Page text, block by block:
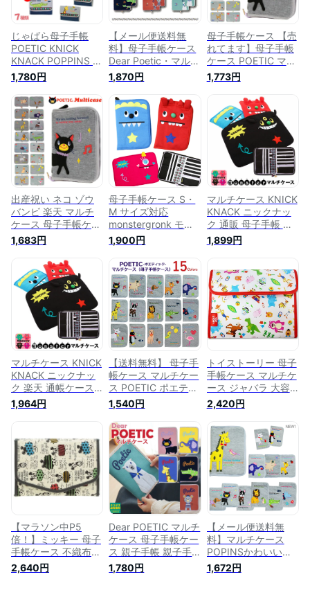
KNICK KNACK
ビスタ 送料無料 出
産祝い プレゼント
じゃばら母子手帳
POETIC KNICK
KNACK POPPINS ニ
ックナック ポピンズ
ポエティック アニマ
ル じゃばら母子手帳
母子手帳 出産お祝い
通販 2024
1,780円
【メール便送料無
料】母子手帳ケース
Dear Poetic・マルチ
ケース ポエティック
診察券 母子手帳 エ
コー写真 出産祝い
お祝い プレゼント
贈り物 A5サイズ対
応 大容量
1,870円
母子手帳ケース 【売
れてます】母子手帳
ケース POETIC マル
チケース KNACK 定
番 KNICK キリン バ
ンビ イヌ ゾウ ブタ
ネコ ニックナック
出産祝い ポピンズ
ポエティック
POPPINS
1,773円
出産祝い ネコ ゾウ
バンビ 楽天 マルチ
ケース 母子手帳ケー
ス ニックナック ブ
タ イヌ キリン
KNICK KNACK
POETIC ポピンズ ポ
エティック
POPPINS
1,683円
母子手帳ケース S・
M サイズ対応
monstergronk モン
スターグロンク マル
チケース 送料無料
母子手帳 母子手帳カ
バー 通帳ケース お
薬手帳 出産祝い 2人
分 おしゃれ ブラン
ド キャラクター
poetic ポエティック
1,900円
マルチケース KNICK
KNACK ニックナッ
ク 通販 母子手帳 通
帳 ファスナー 母子
手帳ケース 通帳ケー
ドファスナー おしゃ
れ かわいい モンス
ター キャラクター
スエット スウェット
パスポートケース 旅
券 診察券 保険証 カ
薄型 薄い
1,899円
マルチケース KNICK
KNACK ニックナッ
ク 楽天 通帳ケース
通帳入れ ファスナー
母子手帳ケース 母子
ファスナー おしゃれ
かわいい モンスター
キャラクター スエッ
ト スウェット パス
ポートケース 旅券
診察券 保険証 カー
型 薄い
1,964円
【送料無料】 母子手
帳ケース マルチケー
ス POETIC ポエティ
ック 通帳ケース 母
子手帳カバー | 診察
入れ お薬手帳 カー
ドケース 出産祝い
ポエティック
POPPINS ポピンズ
1,540円
トイストーリー 母子
手帳ケース マルチケ
ース ジャバラ 大容
量 母子手帳カバー
通帳カバー お薬手帳
薬ケース 診察券 出
産祝い プレゼント
かわいい キャラクタ
ー おしゃれ
2,420円
【マラソン中P5
倍！】ミッキー 母子
手帳ケース 不織布
マルチケース 大容量
母子手帳カバー 通帳
2,640円
Dear POETIC マルチ
ケース 母子手帳ケー
ス 親子手帳 親子手
帳ケース おしゃれ
コンパクト シンプル
1,780円
【メール便送料無
料】マルチケース
POPINSかわいい母
子手帳ケース・診察
券入れ♪ファスナー
1,672円